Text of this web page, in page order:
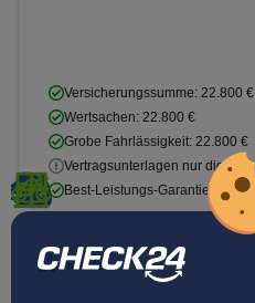
Versicherungssumme: 22.800 €
Wertsachen: 22.800 €
Grobe Fahrlässigkeit: 22.800 €
Vertragsunterlagen nur digital
Best-Leistungs-Garantie